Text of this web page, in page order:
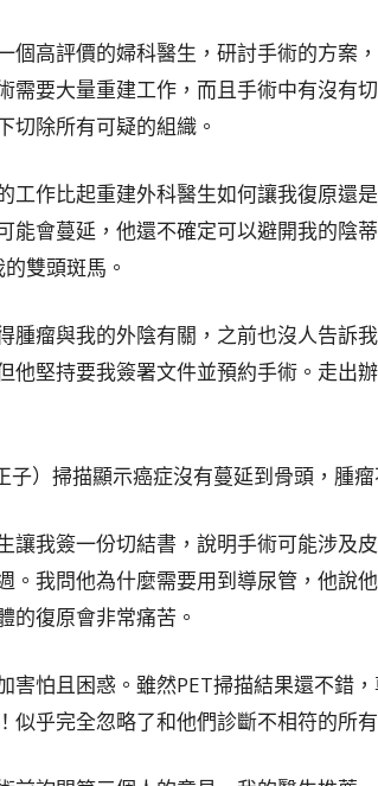
個高評價的婦科醫生，研討手術的方案
需要大量重建工作，而且手術中有沒有
切除所有可疑的組織。
工作比起重建外科醫生如何讓我復原還
能會蔓延，他還不確定可以避開我的陰
雙頭斑馬。
腫瘤與我的外陰有關，之前也沒人告訴
他堅持要我簽署文件並預約手術。走出
子）掃描顯示癌症沒有蔓延到骨頭，腫瘤
讓我簽一份切結書，說明手術可能涉及
。我問他為什麼需要用到導尿管，他說
的復原會非常痛苦。
害怕且困惑。雖然PET掃描結果還不錯
似乎完全忽略了和他們診斷不相符的所有